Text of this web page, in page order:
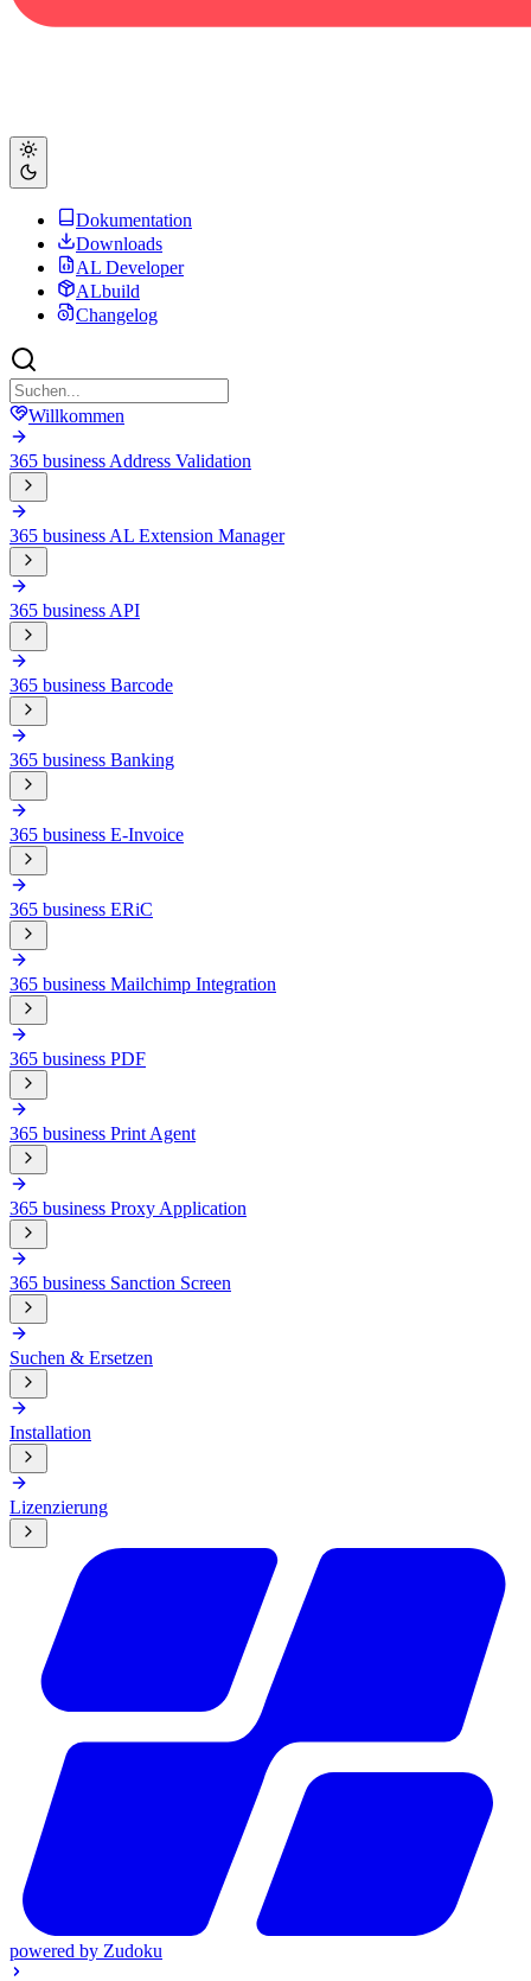
Dokumentation
Downloads
AL Developer
ALbuild
Changelog
Willkommen
365 business Address Validation
365 business AL Extension Manager
365 business API
365 business Barcode
365 business Banking
365 business E-Invoice
365 business ERiC
365 business Mailchimp Integration
365 business PDF
365 business Print Agent
365 business Proxy Application
365 business Sanction Screen
Suchen & Ersetzen
Installation
Lizenzierung
powered by Zudoku